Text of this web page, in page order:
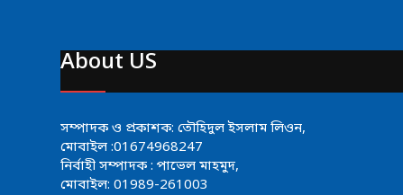
About US
সম্পাদক ও প্রকাশক: তৌহিদুল ইসলাম লিওন,
মোবাইল :01674968247
নির্বাহী সম্পাদক : পাভেল মাহমুদ,
মোবাইল: 01989-261003